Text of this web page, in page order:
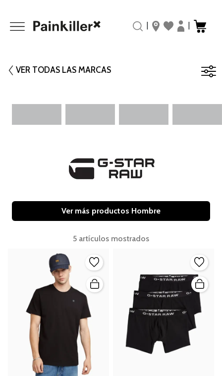
VER TODAS LAS MARCAS
Ver más productos Hombre
5 artículos mostrados